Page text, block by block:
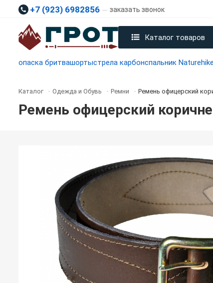
+7 (923) 6982856 заказать звонок
Каталог товаров
опаска бритвашортыстрела карбонспальник Naturehike
Каталог - Одежда и Обувь - Ремни - Ремень офицерский
Ремень офицерский